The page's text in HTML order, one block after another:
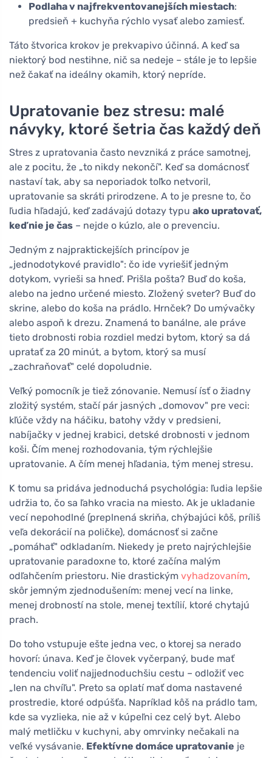
Podlaha v najfrekventovanejších miestach:
predsieň + kuchyňa rýchlo vysať alebo zamiesť.
Táto štvorica krokov je prekvapivo účinná. A keď sa
niektorý bod nestihne, nič sa nedeje – stále je to lepšie
než čakať na ideálny okamih, ktorý nepríde.
Upratovanie bez stresu: malé
návyky, ktoré šetria čas každý deň
Stres z upratovania často nevzniká z práce samotnej,
ale z pocitu, že „to nikdy nekončí". Keď sa domácnosť
nastaví tak, aby sa neporiadok toľko netvoril,
upratovanie sa skráti prirodzene. A to je presne to, čo
ľudia hľadajú, keď zadávajú dotazy typu ako upratovať,
keď nie je čas – nejde o kúzlo, ale o prevenciu.
Jedným z najpraktickejších princípov je
„jednodotykové pravidlo": čo ide vyriešiť jedným
dotykom, vyrieši sa hneď. Prišla pošta? Buď do koša,
alebo na jedno určené miesto. Zložený sveter? Buď do
skrine, alebo do koša na prádlo. Hrnček? Do umývačky
alebo aspoň k drezu. Znamená to banálne, ale práve
tieto drobnosti robia rozdiel medzi bytom, ktorý sa dá
upratať za 20 minút, a bytom, ktorý sa musí
„zachraňovať" celé dopoludnie.
Veľký pomocník je tiež zónovanie. Nemusí ísť o žiadny
zložitý systém, stačí pár jasných „domovov" pre veci:
kľúče vždy na háčiku, batohy vždy v predsieni,
nabíjačky v jednej krabici, detské drobnosti v jednom
koši. Čím menej rozhodovania, tým rýchlejšie
upratovanie. A čím menej hľadania, tým menej stresu.
K tomu sa pridáva jednoduchá psychológia: ľudia lepšie
udržia to, čo sa ľahko vracia na miesto. Ak je ukladanie
vecí nepohodlné (preplnená skriňa, chýbajúci kôš, príliš
veľa dekorácií na poličke), domácnosť si začne
„pomáhať" odkladaním. Niekedy je preto najrýchlejšie
upratovanie paradoxne to, ktoré začína malým
odľahčením priestoru. Nie drastickým vyhadzovaním,
skôr jemným zjednodušením: menej vecí na linke,
menej drobností na stole, menej textílií, ktoré chytajú
prach.
Do toho vstupuje ešte jedna vec, o ktorej sa nerado
hovorí: únava. Keď je človek vyčerpaný, bude mať
tendenciu voliť najjednoduchšiu cestu – odložiť vec
„len na chvíľu". Preto sa oplatí mať doma nastavené
prostredie, ktoré odpúšťa. Napríklad kôš na prádlo tam,
kde sa vyzlieka, nie až v kúpeľni cez celý byt. Alebo
malý metličku v kuchyni, aby omrvinky nečakali na
veľké vysávanie. Efektívne domáce upratovanie je